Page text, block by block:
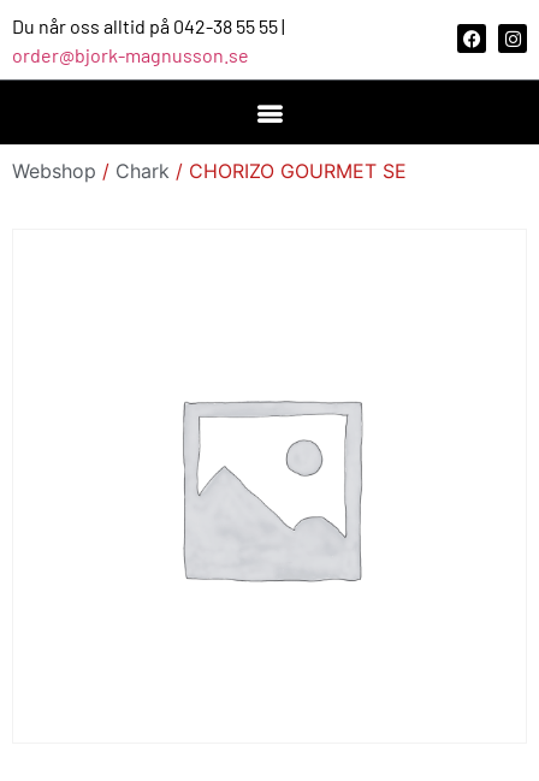
Du når oss alltid på 042-38 55 55 |
order@bjork-magnusson.se
Webshop / Chark / CHORIZO GOURMET SE